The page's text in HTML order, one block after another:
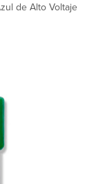
de Alto Voltaje